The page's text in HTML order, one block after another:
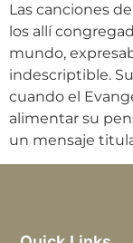
Las canciones
los allí
mundo,
indescriptible.
cuando el
alimentar su
un mensaje